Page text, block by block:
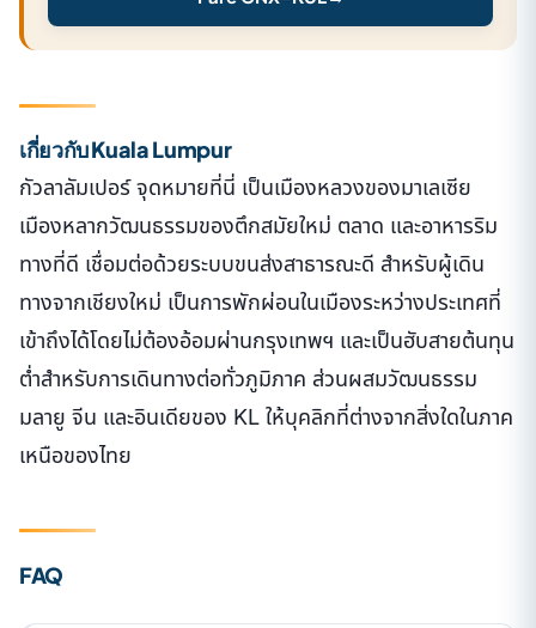
เกี่ยวกับ Kuala Lumpur
กัวลาลัมเปอร์ จุดหมายที่นี่ เป็นเมืองหลวงของมาเลเซีย
เมืองหลากวัฒนธรรมของตึกสมัยใหม่ ตลาด และอาหารริม
ทางที่ดี เชื่อมต่อด้วยระบบขนส่งสาธารณะดี สำหรับผู้เดิน
ทางจากเชียงใหม่ เป็นการพักผ่อนในเมืองระหว่างประเทศที่
เข้าถึงได้โดยไม่ต้องอ้อมผ่านกรุงเทพฯ และเป็นฮับสายต้นทุน
ต่ำสำหรับการเดินทางต่อทั่วภูมิภาค ส่วนผสมวัฒนธรรม
มลายู จีน และอินเดียของ KL ให้บุคลิกที่ต่างจากสิ่งใดในภาค
เหนือของไทย
FAQ